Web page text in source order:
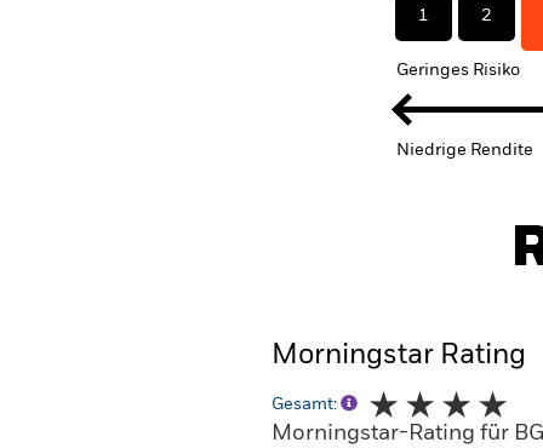
1 2
Geringes Risiko
Niedrige Rendite
Morningstar Rating
Gesamt:
Morningstar-Rating für